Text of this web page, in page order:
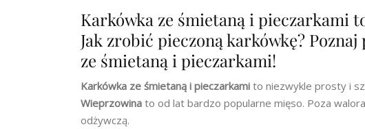
Karkówka ze śmietaną i pieczarkami
Jak zrobić pieczoną karkówkę?
ze śmietaną i pieczarkami!
Karkówka ze śmietaną i pieczarkami to niezwykle prosty i
Wieprzowina to od lat bardzo popularne mięso. Poza
odżywczą.